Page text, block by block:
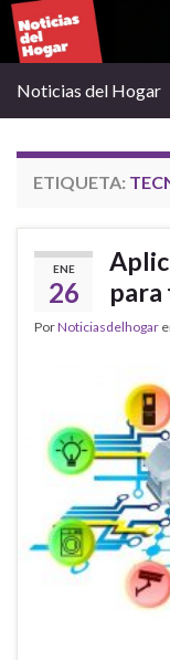
Noticias del Hogar
ETIQUETA:
ENE
26
para
PorNoticiasdelhogar